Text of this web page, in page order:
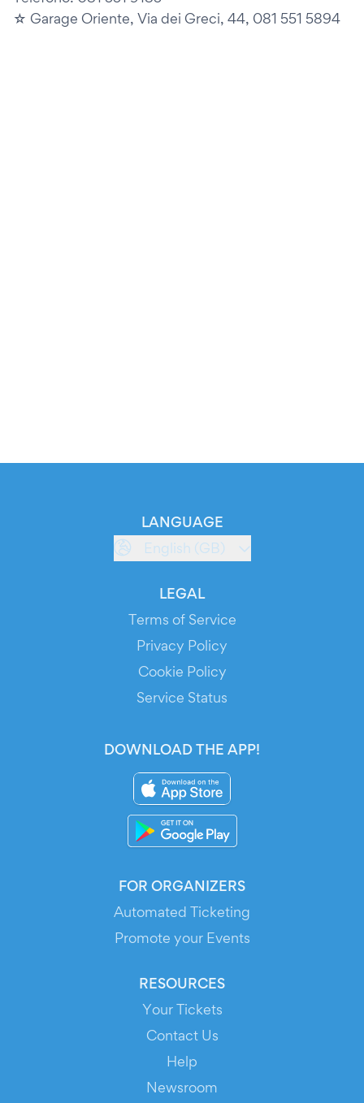
☆ Garage Oriente, Via dei Greci, 44, 081 551 5894
FOR ORGANIZERS
Automated Ticketing
Promote your Events
RESOURCES
Your Tickets
Contact Us
Help
Newsroom
LANGUAGE
English (GB)
LEGAL
Terms of Service
Privacy Policy
Cookie Policy
Service Status
DOWNLOAD THE APP!